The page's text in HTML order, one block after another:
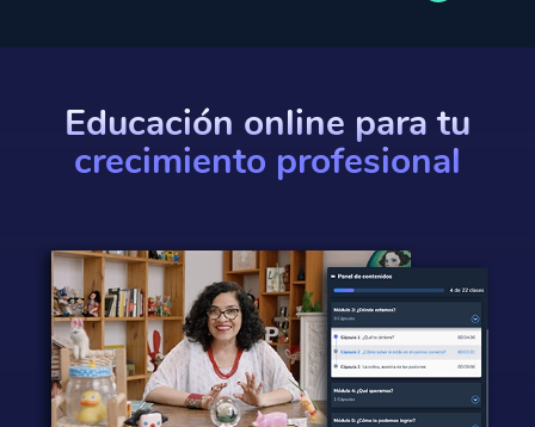
Educación online para tu
crecimiento profesional